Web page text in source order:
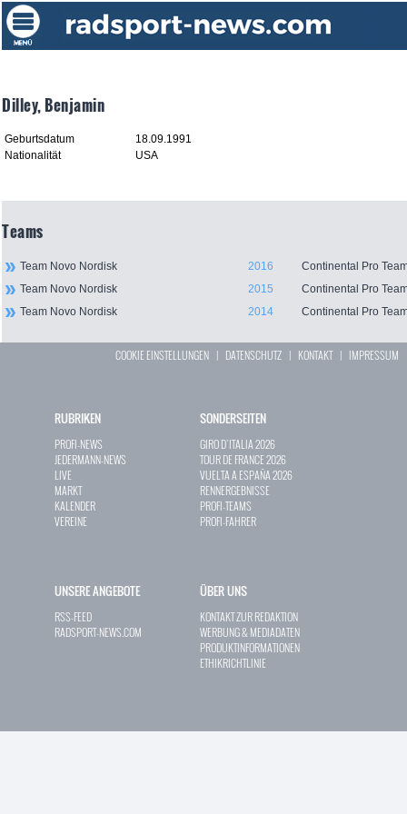
Dilley, Benjamin
Geburtsdatum
18.09.1991
Nationalität
USA
Teams
Team Novo Nordisk 2016
Continental Pro
Team Novo Nordisk
2015
Continental Pro
Team Novo Nordisk
2014 Continental Pro
COOKIE EINSTELLUNGEN | DATENSCHUTZ | KONTAKT| IMPRESSUM
RUBRIKEN
PROFI-NEWS
JEDERMANN-NEWS
LIVE
MARKT
KALENDER
VEREINE
SONDERSEITEN
GIRO D`ITALIA 2026
TOUR DE FRANCE 2026
VUELTA A ESPAÑA 2026
RENNERGEBNISSE
PROFI-TEAMS
PROFI-FAHRER
UNSERE ANGEBOTE
RSS-FEED
RADSPORT-NEWS.COM
ÜBER UNS
KONTAKT ZUR REDAKTION
WERBUNG & MEDIADATEN
PRODUKTINFORMATIONEN
ETHIKRICHTLINIE